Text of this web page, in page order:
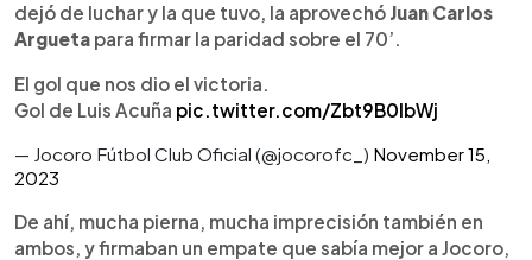
dejó de luchar y la que tuvo, la aprovechó Juan Carlos
Argueta para firmar la paridad sobre el 70’.
El gol que nos dio el victoria.
Gol de Luis Acuña pic.twitter.com/Zbt9B0lbWj
— Jocoro Fútbol Club Oficial (@jocorofc_) November 15,
2023
De ahí, mucha pierna, mucha imprecisión también en
ambos, y firmaban un empate que sabía mejor a Jocoro,